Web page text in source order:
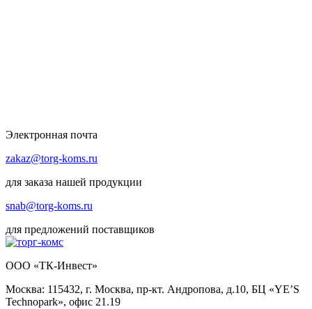
Электронная почта
zakaz@torg-koms.ru
для заказа нашей продукции
snab@torg-koms.ru
для предложений поставщиков
ООО «ТК-Инвест»
Москва: 115432, г. Москва, пр-кт. Андропова, д.10, БЦ «YE’S
Technopark», офис 21.19